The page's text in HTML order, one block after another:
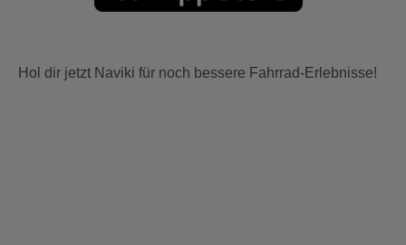
Hol dir jetzt Naviki für noch bessere Fahrrad-Erlebnisse!